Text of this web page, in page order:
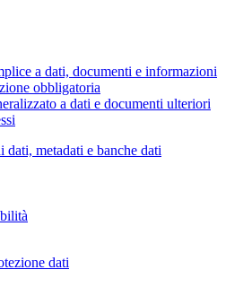
a dati, documenti e informazioni
obbligatoria
a dati e documenti ulteriori
dati, metadati e banche dati
dati